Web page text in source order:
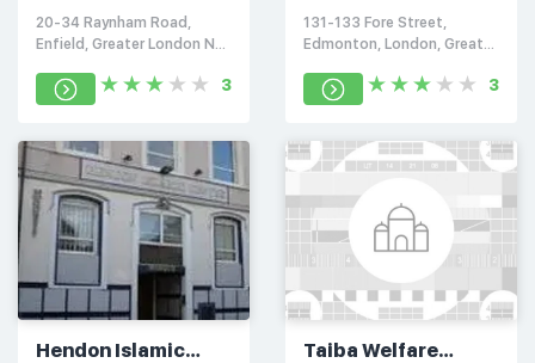
Centre
20-34 Raynham Road,
Enfield, Greater London N18
3
Society Mosque
131-133 Fore Street,
Edmonton, London, Greater
3
Hendon Islamic
Taiba Welfare